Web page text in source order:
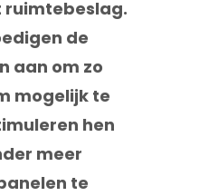
ruimtebeslag.
de
aan om zo
mogelijk te
hen
meer
te